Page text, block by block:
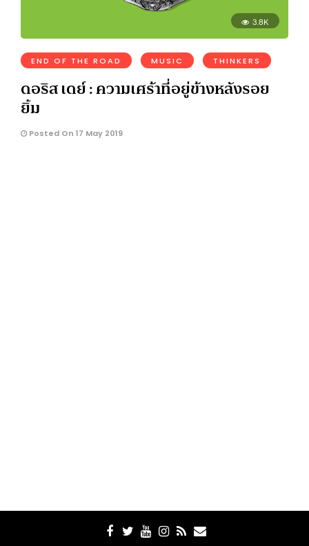
3.8K
END OF THE ROAD MUSIC THINKERS
ดอริส เดย์ : ความเศร้าที่อยู่ข้างหลังรอย
ยิ้ม
Posted On 17 May 2019